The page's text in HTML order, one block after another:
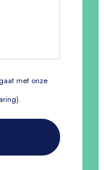
met onze
).